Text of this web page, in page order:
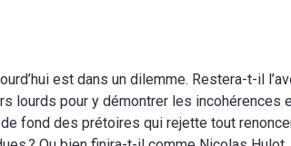
est dans un dilemme. Restera-t-il
lourds pour y démontrer les incohérences
fond des prétoires qui rejette tout